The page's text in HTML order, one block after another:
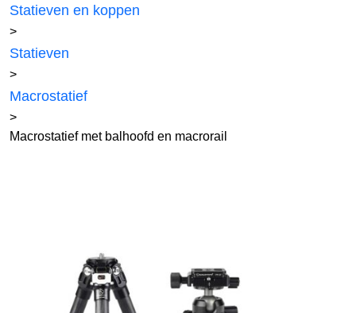
Statieven en koppen
>
Statieven
>
Macrostatief
>
Macrostatief met balhoofd en macrorail